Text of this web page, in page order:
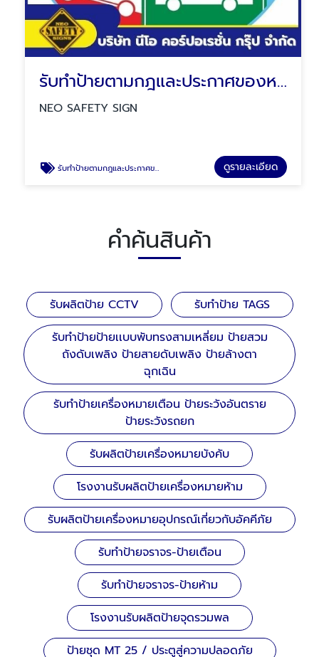
รับทำป้ายตามกฎและประกาศของหน่วยงานราชการ
NEO SAFETY SIGN
รับทำป้ายตามกฎและประกาศของหน่วยงานราชการ ดูรายละเอียด
คำค้นสินค้า
รับผลิตป้าย CCTV
รับทำป้าย TAGS
รับทำป้ายป้ายเเบบพับทรงสามเหลี่ยม ป้ายสวม
ถังดับเพลิง ป้ายสายดับเพลิง ป้ายล้างตา
ฉุกเฉิน
รับทำป้ายเครื่องหมายเตือน ป้ายระวังอันตราย
ป้ายระวังรถยก
รับผลิตป้ายเครื่องหมายบังคับ
โรงงานรับผลิตป้ายเครื่องหมายห้าม
รับผลิตป้ายเครื่องหมายอุปกรณ์เกี่ยวกับอัคคีภัย
รับทำป้ายจราจร-ป้ายเตือน
รับทำป้ายจราจร-ป้ายห้าม
โรงงานรับผลิตป้ายจุดรวมพล
ป้ายชุด MT 25 / ประตูสู่ความปลอดภัย